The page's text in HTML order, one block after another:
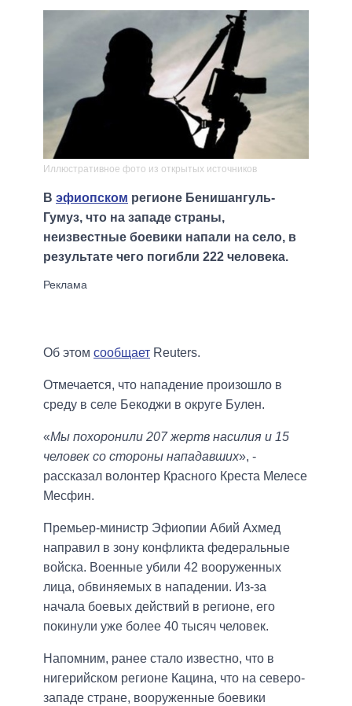
Иллюстративное фото из открытых источников
В эфиопском регионе Бенишангуль-
Гумуз, что на западе страны,
неизвестные боевики напали на село, в
результате чего погибли 222 человека.
Об этом сообщает Reuters.
Отмечается, что нападение произошло в
среду в селе Бекоджи в округе Булен.
«Мы похоронили 207 жертв насилия и 15
человек со стороны нападавших», -
рассказал волонтер Красного Креста Мелесе
Месфин.
Премьер-министр Эфиопии Абий Ахмед
направил в зону конфликта федеральные
войска. Военные убили 42 вооруженных
лица, обвиняемых в нападении. Из-за
начала боевых действий в регионе, его
покинули уже более 40 тысяч человек.
Напомним, ранее стало известно, что в
нигерийском регионе Кацина, что на северо-
западе стране, вооруженные боевики